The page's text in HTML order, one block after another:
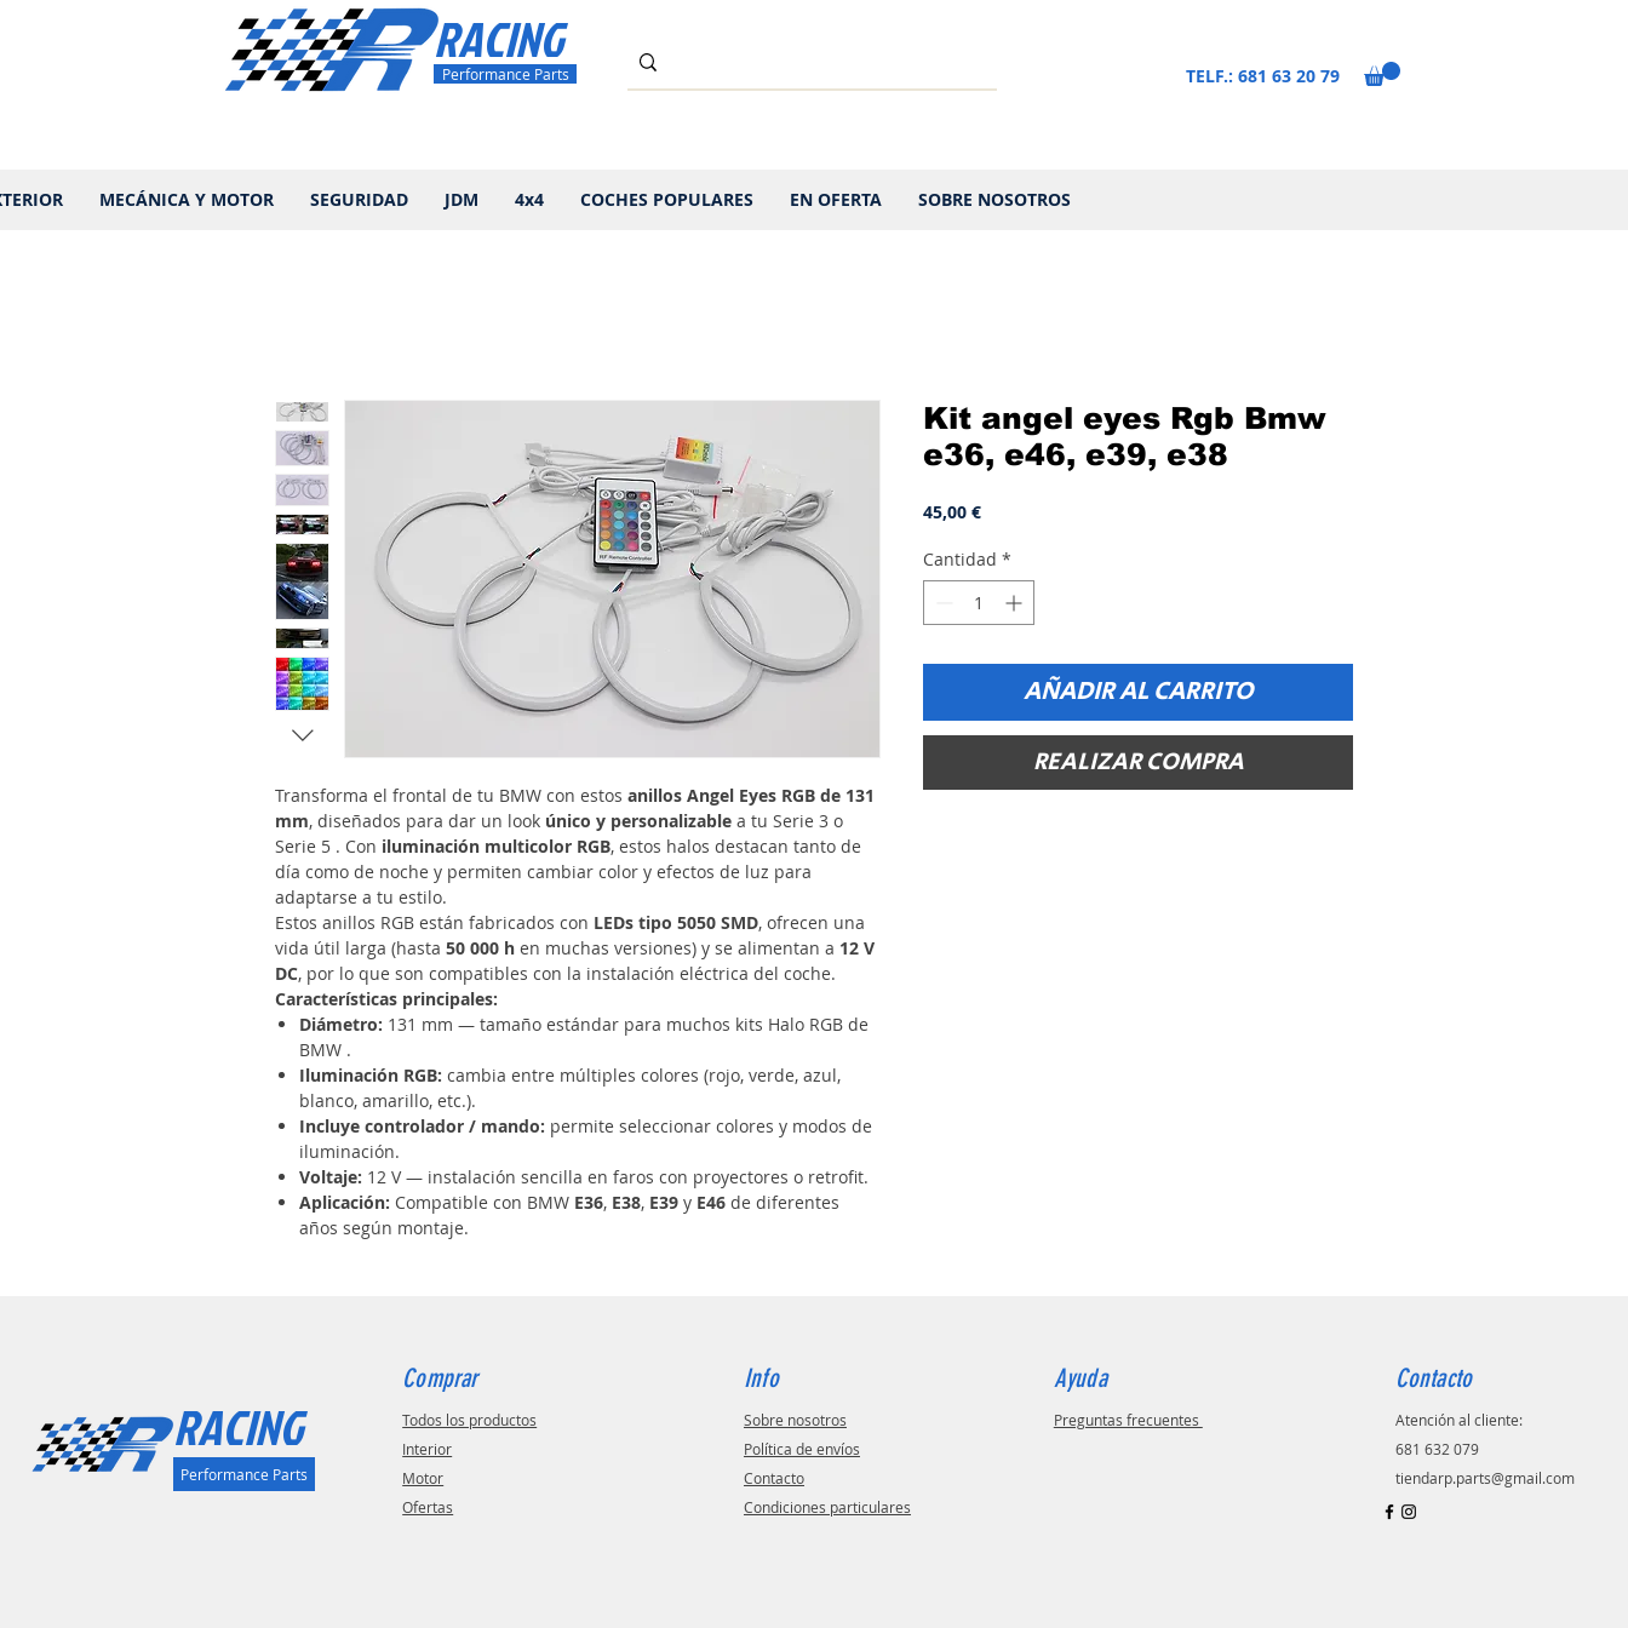
RACING
Performance Parts TELF.: 681 63 20 79
MECÁNICA Y MOTOR SEGURIDAD JDM 4x4 COCHES POPULARES EN OFERTA SOBRE NOSOTROS
Transforma el frontal de tu BMW con estos anillos Angel Eyes RGB de 131
mm, diseñados para dar un look único y personalizable a tu Serie 3 o
Serie 5 . Con iluminación multicolor RGB, estos halos destacan tanto de
día como de noche y permiten cambiar color y efectos de luz para
adaptarse a tu estilo.
Estos anillos RGB están fabricados con LEDs tipo 5050 SMD, ofrecen una
vida útil larga (hasta 50 000 h en muchas versiones) y se alimentan a 12 V
DC, por lo que son compatibles con la instalación eléctrica del coche.
Características principales:
Diámetro: 131 mm — tamaño estándar para muchos kits Halo RGB de
BMW .
Iluminación RGB: cambia entre múltiples colores (rojo, verde, azul,
blanco, amarillo, etc.).
Incluye controlador / mando: permite seleccionar colores y modos de
iluminación.
Voltaje: 12 V — instalación sencilla en faros con proyectores o retrofit.
Aplicación: Compatible con BMW E36, E38, E39 y E46 de diferentes
años según montaje.
Kit angel eyes Rgb Bmw
e36, e46, e39, e38
45,00 €Precio
Cantidad *
AÑADIR AL CARRITO
REALIZAR COMPRA
RACING
Performance Parts
Comprar
Todos los productos
Interior
Motor
Ofertas
Info
Sobre nosotros
Política de envíos
Contacto
Condiciones particulares
Ayuda
Preguntas frecuentes
Contacto
Atención al cliente:
681 632 079
tiendarp.parts@gmail.com